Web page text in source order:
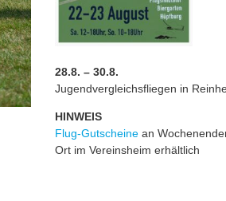
28.8. – 30.8.
Jugendvergleichsfliegen in
HINWEIS
Flug-Gutscheinean
Ort im Vereinsheim erhältlich